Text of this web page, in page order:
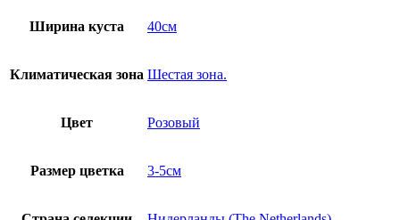
Ширина куста 40см
Климатическая зона Шестая зона.
Цвет Розовый
Размер цветка 3-5см